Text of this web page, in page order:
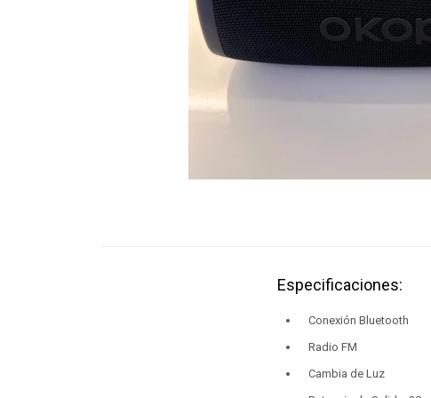
Especificaciones:
Conexión Bluetooth
Radio FM
Cambia de Luz